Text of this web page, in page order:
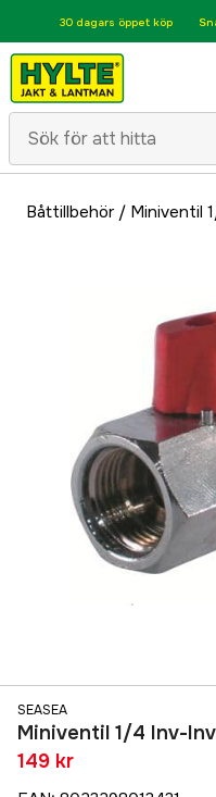
30 dagars öppet köp
Båttillbehör/ Miniventil
SEASEA
Miniventil 1/4 Inv-Inv
149 kr